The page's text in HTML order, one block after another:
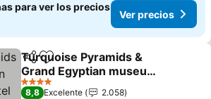
para ver los precios
Ver precios
Compartir
Añadir a favoritos
Turquoise Pyramids &
Grand Egyptian museum
view Hotel
Ver precios
4 Estrellas
8,8 Excelente
2.058